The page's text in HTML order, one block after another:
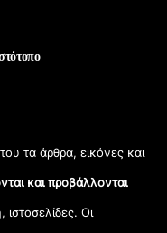
τα άρθρα, εικόνες και
και προβάλλονται
ιστοσελίδες. Οι